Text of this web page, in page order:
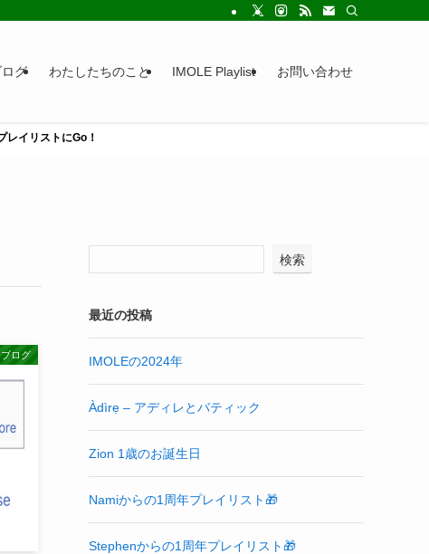
グ わたしたちのこと IMOLE Playlist お問い合わせ
レイリストにGo！
ブログ
検索
最近の投稿
IMOLEの2024年
Àdìrẹ – アディレとバティック
Zion 1歳のお誕生日
Namiからの1周年プレイリスト🎁
Stephenからの1周年プレイリスト🎁